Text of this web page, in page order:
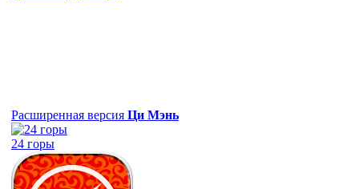
Расширенная версия Ци Мэнь
24 горы